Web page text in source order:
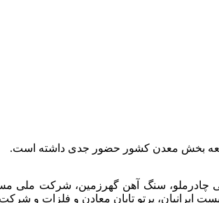
بخش معدن کشور حضور جدی داشته است.
چادرملو، سنگ آهن گهرزمین، شرکت ملی
ایرانیان، پرتو تابان معادن و فلزات